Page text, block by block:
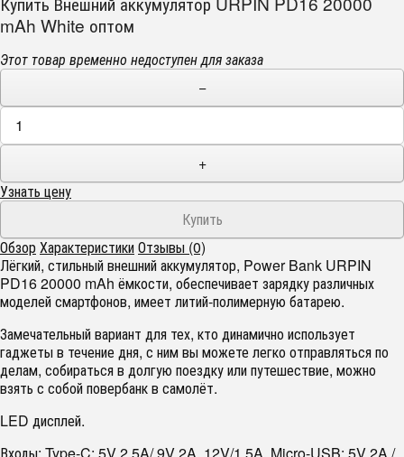
mAh White оптом
Этот товар временно недоступен для заказа
−
+
Узнать цену
ОбзорХарактеристикиОтзывы (0)
Лёгкий, стильный внешний аккумулятор, Power Bank URPIN
PD16 20000 mAh ёмкости, обеспечивает зарядку различных
моделей смартфонов, имеет литий-полимерную батарею.
Замечательный вариант для тех, кто динамично использует
гаджеты в течение дня, с ним вы можете легко отправляться по
делам, собираться в долгую поездку или путешествие, можно
взять с собой повербанк в самолёт.
LED дисплей.